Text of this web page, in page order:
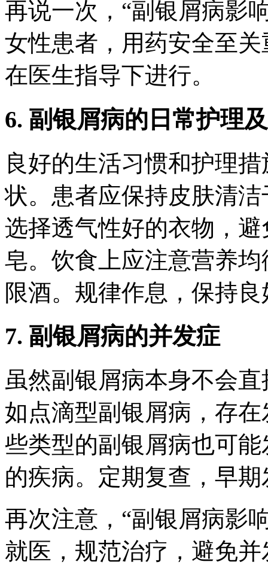
再说一次，“副银屑病影
女性患者，用药安全至
在医生指导下进行。
6. 副银屑病的日常护理
良好的生活习惯和护理
状。患者应保持皮肤清
选择透气性好的衣物，
皂。饮食上应注意营养
限酒。规律作息，保持
7. 副银屑病的并发症
虽然副银屑病本身不会
如点滴型副银屑病，存
些类型的副银屑病也可
的疾病。定期复查，早
再次注意，“副银屑病影
就医，规范治疗，避免